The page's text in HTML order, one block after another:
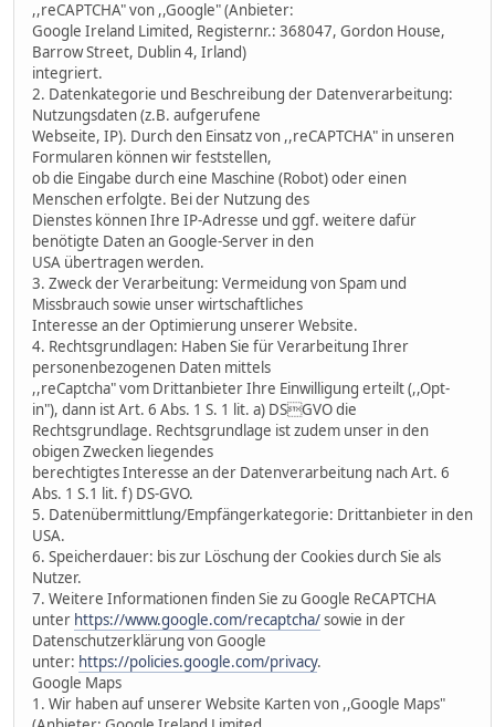
,,reCAPTCHA" von ,,Google" (Anbieter:
Google Ireland Limited, Registernr.: 368047, Gordon House,
Barrow Street, Dublin 4, Irland)
integriert.
2. Datenkategorie und Beschreibung der Datenverarbeitung:
Nutzungsdaten (z.B. aufgerufene
Webseite, IP). Durch den Einsatz von ,,reCAPTCHA" in unseren
Formularen können wir feststellen,
ob die Eingabe durch eine Maschine (Robot) oder einen
Menschen erfolgte. Bei der Nutzung des
Dienstes können Ihre IP-Adresse und ggf. weitere dafür
benötigte Daten an Google-Server in den
USA übertragen werden.
3. Zweck der Verarbeitung: Vermeidung von Spam und
Missbrauch sowie unser wirtschaftliches
Interesse an der Optimierung unserer Website.
4. Rechtsgrundlagen: Haben Sie für Verarbeitung Ihrer
personenbezogenen Daten mittels
,,reCaptcha" vom Drittanbieter Ihre Einwilligung erteilt (,,Opt-
in"), dann ist Art. 6 Abs. 1 S. 1 lit. a) DSGVO die
Rechtsgrundlage. Rechtsgrundlage ist zudem unser in den
obigen Zwecken liegendes
berechtigtes Interesse an der Datenverarbeitung nach Art. 6
Abs. 1 S.1 lit. f) DS-GVO.
5. Datenübermittlung/Empfängerkategorie: Drittanbieter in den
USA.
6. Speicherdauer: bis zur Löschung der Cookies durch Sie als
Nutzer.
7. Weitere Informationen finden Sie zu Google ReCAPTCHA
unter https://www.google.com/recaptcha/sowie in der
Datenschutzerklärung von Google
unter: https://policies.google.com/privacy.
Google Maps
1. Wir haben auf unserer Website Karten von ,,Google Maps"